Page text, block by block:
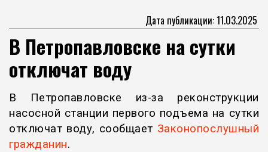
Законопослушный гражданин
Дата публикации: 11.03.2025
В Петропавловске на сутки
отключат воду
В Петропавловске из-за реконструкции
насосной станции первого подъема на сутки
отключат воду, сообщает Законопослушный
гражданин.